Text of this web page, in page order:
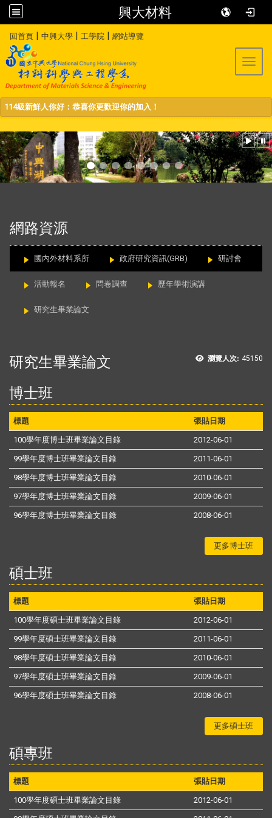
興大材料
回首頁 | 中興大學 | 工學院 | 網站導覽
114級新鮮人你好：恭喜你更歡迎你的加入！
網路資源
國內外材料系所 政府研究資訊(GRB) 研討會
活動報名 問卷調查 歷年學術演講
研究生畢業論文
瀏覽人次: 45150
研究生畢業論文
博士班
標題 張貼日期
100學年度博士班畢業論文目錄 2012-06-01
99學年度博士班畢業論文目錄 2011-06-01
98學年度博士班畢業論文目錄 2010-06-01
97學年度博士班畢業論文目錄 2009-06-01
96學年度博士班畢業論文目錄 2008-06-01
更多博士班
碩士班
標題 張貼日期
100學年度碩士班畢業論文目錄 2012-06-01
99學年度碩士班畢業論文目錄 2011-06-01
98學年度碩士班畢業論文目錄 2010-06-01
97學年度碩士班畢業論文目錄 2009-06-01
96學年度碩士班畢業論文目錄 2008-06-01
更多碩士班
碩專班
標題 張貼日期
100學年度碩士班畢業論文目錄 2012-06-01